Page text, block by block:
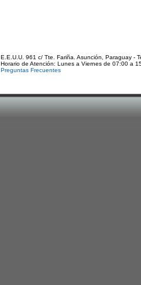
E.E.U.U. 961 c/ Tte. Fariña. Asunción, Paraguay -
Horario de Atención: Lunes a Viernes de 07:00 a
Preguntas Frecuentes